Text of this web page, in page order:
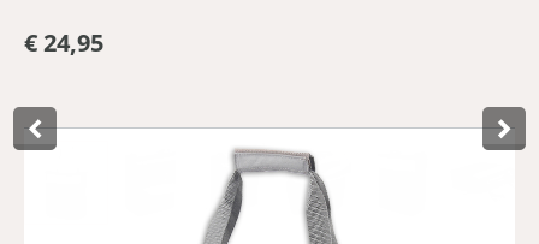
€ 24,95